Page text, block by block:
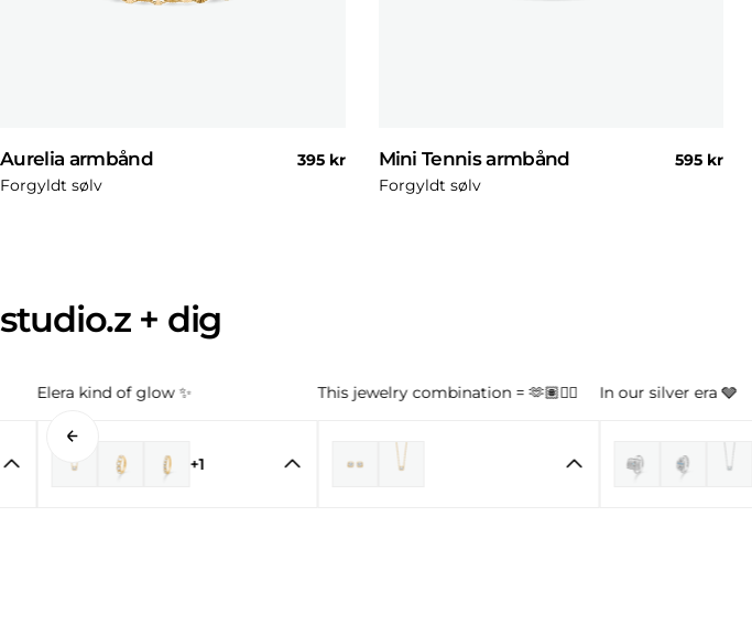
Aurelia armbånd
Normal
395 kr
Forgyldt sølv
Mini Tennis armbånd
Normal
595 kr
Forgyldt sølv
studio.z + dig
Elera kind of glow ✨
+1
This jewelry combination = 🫶🏽👌🏼 In our silver era 🩶